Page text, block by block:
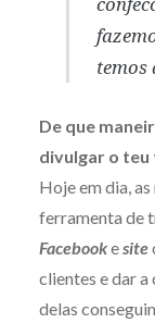
temos
De que
divulgar o teu
Hoje em dia,
ferramenta de
Facebooke site
clientes e dar
delas